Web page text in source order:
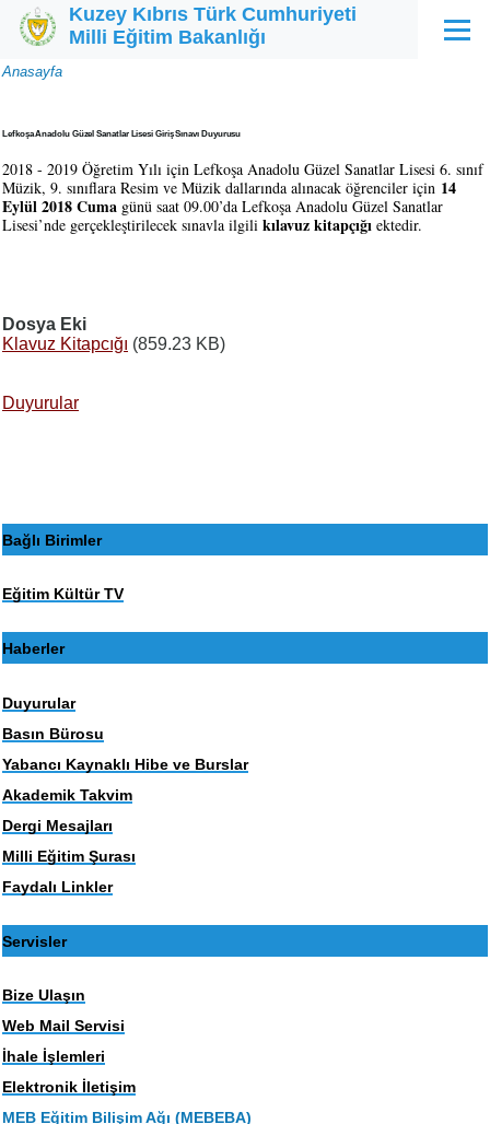
Ana içeriğe atla
Kuzey Kıbrıs Türk Cumhuriyeti
Milli Eğitim Bakanlığı
Menü
Sayfa
Anasayfa
Lefkoşa Anadolu Güzel Sanatlar Lisesi Giriş Sınavı Duyurusu
2018 - 2019 Öğretim Yılı için Lefkoşa Anadolu Güzel Sanatlar Lisesi 6. sınıf
Müzik, 9. sınıflara Resim ve Müzik dallarında alınacak öğrenciler için 14
Eylül 2018 Cuma günü saat 09.00’da Lefkoşa Anadolu Güzel Sanatlar
Lisesi’nde gerçekleştirilecek sınavla ilgili kılavuz kitapçığı ektedir.
Dosya Eki
Klavuz Kitapcığı (859.23 KB)
Duyurular
Bağlı Birimler
Eğitim Kültür TV
Haberler
Duyurular
Basın Bürosu
Yabancı Kaynaklı Hibe ve Burslar
Akademik Takvim
Dergi Mesajları
Milli Eğitim Şurası
Faydalı Linkler
Servisler
Bize Ulaşın
Web Mail Servisi
İhale İşlemleri
Elektronik İletişim
MEB Eğitim Bilişim Ağı (MEBEBA)